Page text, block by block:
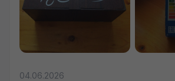
04.06.2026